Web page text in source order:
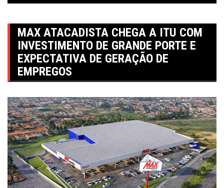
MAX ATACADISTA CHEGA A ITU COM
INVESTIMENTO DE GRANDE PORTE E
EXPECTATIVA DE GERAÇÃO DE
EMPREGOS